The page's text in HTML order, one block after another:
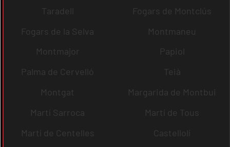
Taradell
Fogars de Montclús
Fogars de la Selva
Montmaneu
Montmajor
Papiol
Palma de Cervelló
Teià
Montgat
Margarida de Montbui
Martí Sarroca
Martí de Tous
Martí de Centelles
Castellolí